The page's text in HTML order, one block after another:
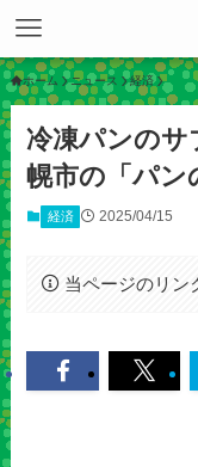
ホーム ニュース 経済
冷凍パンの
幌市の「パン
経済 2025/04/15
当ページのリン